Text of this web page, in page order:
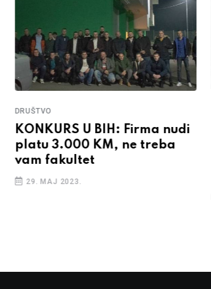
DRUŠTVO
KONKURS U BIH: Firma nudi
platu 3.000 KM, ne treba
vam fakultet
29. MAJ 2023.